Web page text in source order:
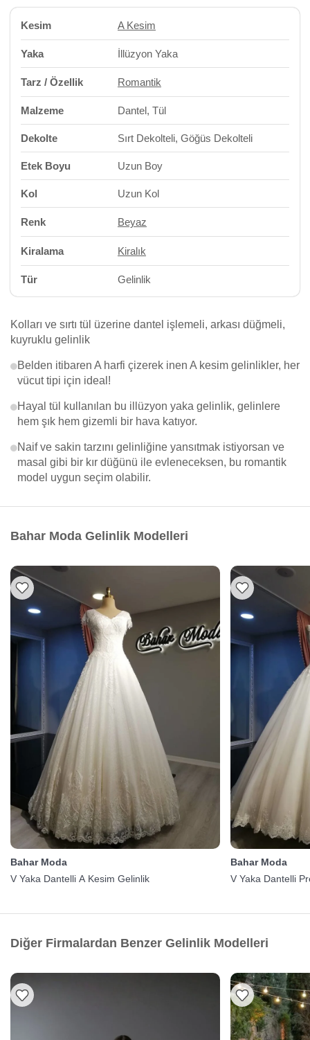
Kesim A Kesim
Yaka İllüzyon Yaka
Tarz / Özellik Romantik
Malzeme Dantel, Tül
Dekolte Sırt Dekolteli, Göğüs Dekolteli
Etek Boyu Uzun Boy
Kol Uzun Kol
Renk Beyaz
Kiralama Kiralık
Tür Gelinlik
Kolları ve sırtı tül üzerine dantel işlemeli, arkası düğmeli,
kuyruklu gelinlik
Belden itibaren A harfi çizerek inen A kesim gelinlikler, her
vücut tipi için ideal!
Hayal tül kullanılan bu illüzyon yaka gelinlik, gelinlere
hem şık hem gizemli bir hava katıyor.
Naif ve sakin tarzını gelinliğine yansıtmak istiyorsan ve
masal gibi bir kır düğünü ile evleneceksen, bu romantik
model uygun seçim olabilir.
Bahar Moda Gelinlik Modelleri
Bahar Moda
V Yaka Dantelli A Kesim Gelinlik
Bahar Moda
V Yaka Dantelli
Diğer Firmalardan Benzer Gelinlik Modelleri